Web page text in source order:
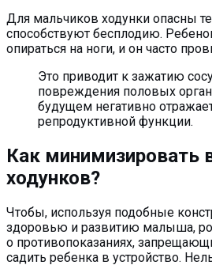
Для мальчиков ходунки опасны
способствуют бесплодию.
опираться на ноги, и он часто
Это приводит к зажатию
повреждения половых
будущем негативно
репродуктивной функции.
Как минимизировать
ходунков?
Чтобы, используя подобные
здоровью и развитию малыша,
о противопоказаниях,
садить ребенка в устройство.